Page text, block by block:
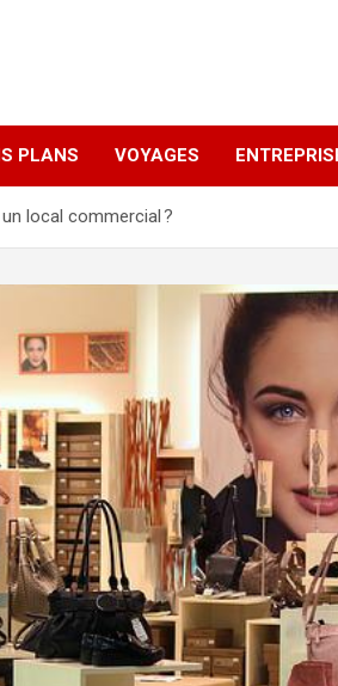
PLANS VOYAGES
local commercial ?